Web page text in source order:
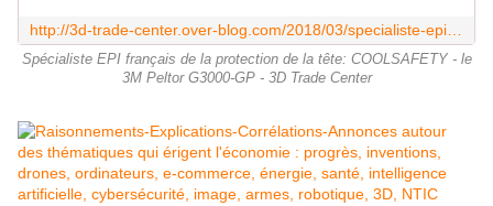
Spécialiste EPI français de la protection de la tête: COOLSAFETY - le
3M Peltor G3000-GP - 3D Trade Center